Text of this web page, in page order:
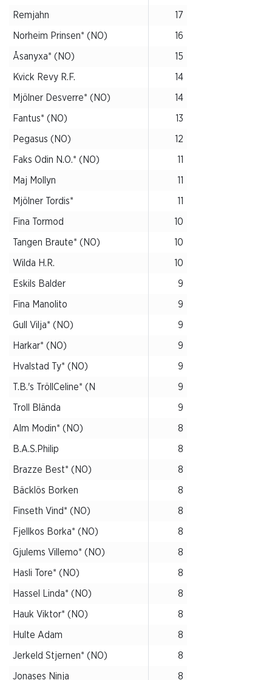
Remjahn 17
Norheim Prinsen* (NO) 16
Åsanyxa* (NO) 15
Kvick Revy R.F. 14
Mjölner Desverre* (NO) 14
Fantus* (NO) 13
Pegasus (NO) 12
Faks Odin N.O.* (NO) 11
Maj Mollyn 11
Mjölner Tordis* 11
Fina Tormod 10
Tangen Braute* (NO) 10
Wilda H.R. 10
Eskils Balder 9
Fina Manolito 9
Gull Vilja* (NO) 9
Harkar* (NO) 9
Hvalstad Ty* (NO) 9
T.B.'s TröllCeline* (N 9
Troll Blända 9
Alm Modin* (NO) 8
B.A.S.Philip 8
Brazze Best* (NO) 8
Bäcklös Borken 8
Finseth Vind* (NO) 8
Fjellkos Borka* (NO) 8
Gjulems Villemo* (NO) 8
Hasli Tore* (NO) 8
Hassel Linda* (NO) 8
Hauk Viktor* (NO) 8
Hulte Adam 8
Jerkeld Stjernen* (NO) 8
Jonases Ninja 8